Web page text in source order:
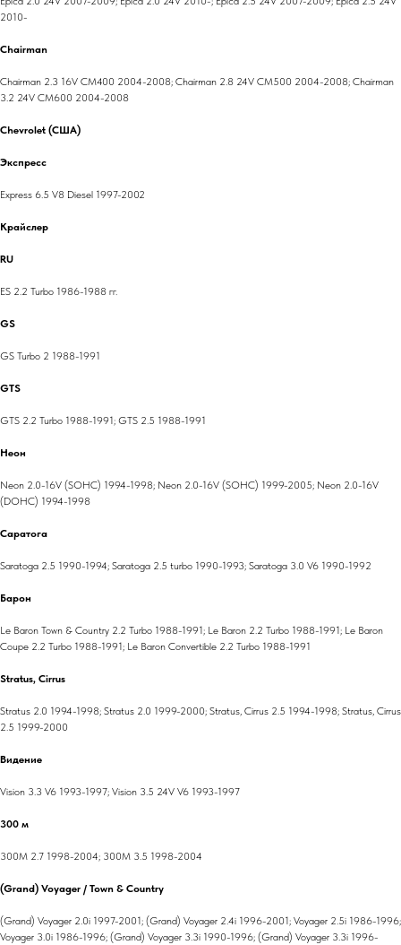
2010-
Chairman
Chairman 2.3 16V CM400 2004-2008; Chairman 2.8 24V CM500 2004-2008; Chairman
3.2 24V CM600 2004-2008
Chevrolet (США)
Экспресс
Express 6.5 V8 Diesel 1997-2002
Крайслер
RU
ES 2.2 Turbo 1986-1988 гг.
GS
GS Turbo 2 1988-1991
GTS
GTS 2.2 Turbo 1988-1991; GTS 2.5 1988-1991
Неон
Neon 2.0-16V (SOHC) 1994-1998; Neon 2.0-16V (SOHC) 1999-2005; Neon 2.0-16V
(DOHC) 1994-1998
Саратога
Saratoga 2.5 1990-1994; Saratoga 2.5 turbo 1990-1993; Saratoga 3.0 V6 1990-1992
Барон
Le Baron Town & Country 2.2 Turbo 1988-1991; Le Baron 2.2 Turbo 1988-1991; Le Baron
Coupe 2.2 Turbo 1988-1991; Le Baron Convertible 2.2 Turbo 1988-1991
Stratus, Cirrus
Stratus 2.0 1994-1998; Stratus 2.0 1999-2000; Stratus, Cirrus 2.5 1994-1998; Stratus, Cirrus
2.5 1999-2000
Видение
Vision 3.3 V6 1993-1997; Vision 3.5 24V V6 1993-1997
300 м
300M 2.7 1998-2004; 300M 3.5 1998-2004
(Grand) Voyager / Town & Country
(Grand) Voyager 2.0i 1997-2001; (Grand) Voyager 2.4i 1996-2001; Voyager 2.5i 1986-1996;
Voyager 3.0i 1986-1996; (Grand) Voyager 3.3i 1990-1996; (Grand) Voyager 3.3i 1996-